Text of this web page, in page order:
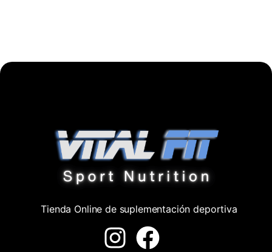
Tienda Online de suplementación deportiva